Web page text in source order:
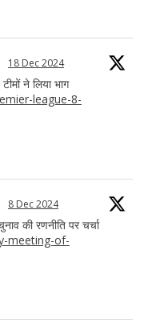
18 Dec 2024
ने लिया भाग
league-8-
8 Dec 2024
की रणनीति पर चर्चा
meeting-of-